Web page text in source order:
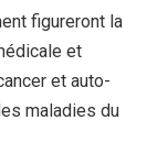
figureront la
et
et auto-
maladies du